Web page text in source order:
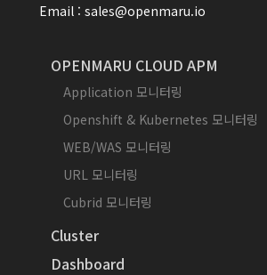
Email : sales@openmaru.io
OPENMARU CLOUD APM
Application 모니터링
Openshift & Kubernetes 모니터링
WEB/WAS 모니터링
URL 모니터링
Cubrid 모니터링
Cluster
Dashboard